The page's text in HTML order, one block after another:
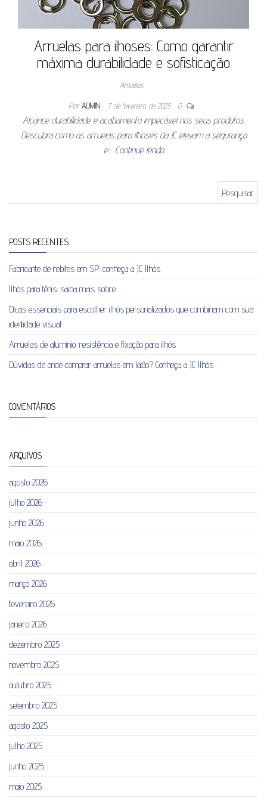
Arruelas para ilhoses: Como garantir
máxima durabilidade e sofisticação
Arruelas
Por ADMIN 7 de fevereiro de 2025 0
Alcance durabilidade e acabamento impecável nos seus produtos.
Descubra como as arruelas para ilhoses da JC elevam a segurança
e… Continue lendo
POSTS RECENTES
Fabricante de rebites em SP: conheça a JC Ilhós
Ilhós para tênis: saiba mais sobre
Dicas essenciais para escolher ilhós personalizados que combinam com sua
identidade visual
Arruelas de alumínio: resistência e fixação para ilhós
Dúvidas de onde comprar arruelas em latão? Conheça a JC Ilhós
COMENTÁRIOS
ARQUIVOS
agosto 2026
julho 2026
junho 2026
maio 2026
abril 2026
março 2026
fevereiro 2026
janeiro 2026
dezembro 2025
novembro 2025
outubro 2025
setembro 2025
agosto 2025
julho 2025
junho 2025
maio 2025